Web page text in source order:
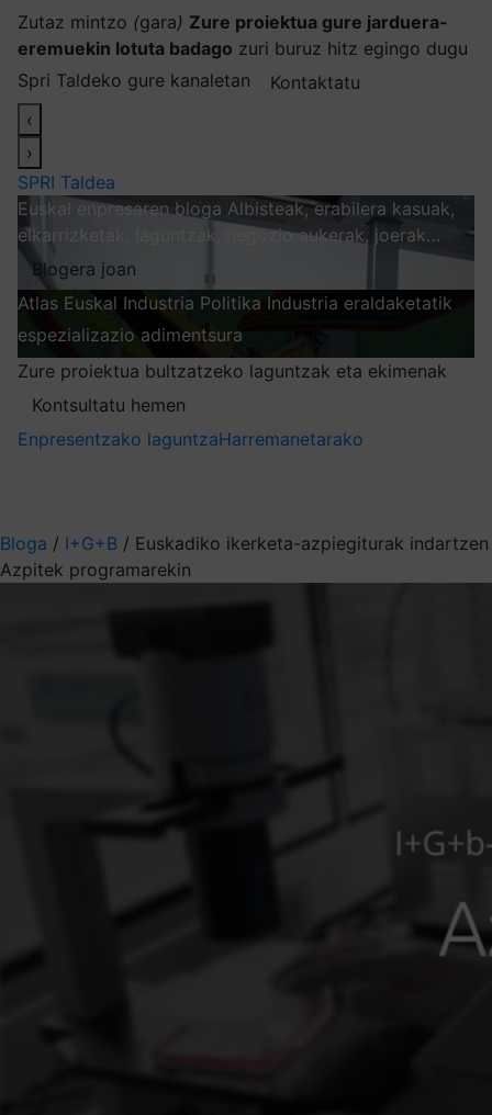
Zutaz mintzo (gara) Zure proiektua gure jarduera-
eremuekin lotuta badago zuri buruz hitz egingo dugu
Spri Taldeko gure kanaletan
Kontaktatu
‹
›
SPRI Taldea
Euskal enpresaren bloga Albisteak, erabilera kasuak,
elkarrizketak, laguntzak, negozio aukerak, joerak…
Blogera joan
Atlas Euskal Industria Politika Industria eraldaketatik
espezializazio adimentsura
Zure proiektua bultzatzeko laguntzak eta ekimenak
Kontsultatu hemen
Enpresentzako laguntzaHarremanetarako
Bloga / I+G+B / Euskadiko ikerketa-azpiegiturak indartzen
Azpitek programarekin